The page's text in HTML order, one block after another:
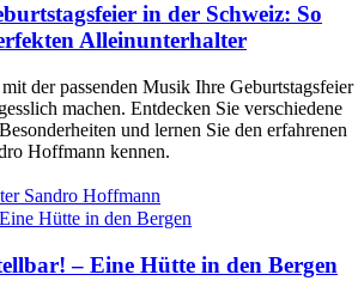
in der Schweiz: So
Alleinunterhalter
der passenden Musik Ihre Geburtstagsfeier
machen. Entdecken Sie verschiedene
und lernen Sie den erfahrenen
Hoffmann kennen.
Sandro Hoffmann
– Eine Hütte in den Bergen